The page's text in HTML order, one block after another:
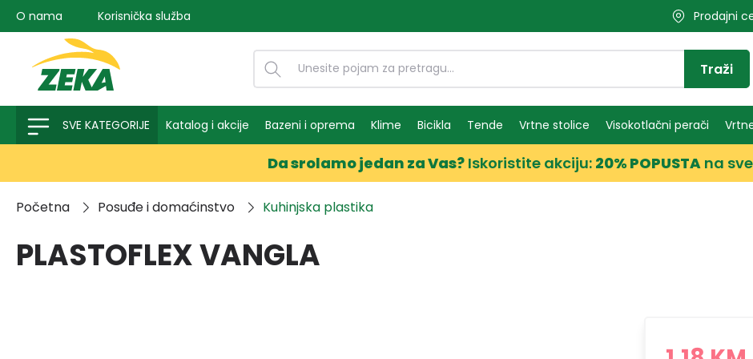
pretragu Preskoči na glavnu navigaciju
O nama Korisnička služba Prodajni
Traži
SVE KATEGORIJE Katalog i akcije Bazeni i oprema Klime Bicikla Tende Vrtne stolice Visokotlačni perači
Da srolamo jedan za Vas? Iskoristite akciju: 20% POPUSTA na sve
Početna Posuđe i domaćinstvo Kuhinjska plastika
PLASTOFLEX VANGLA